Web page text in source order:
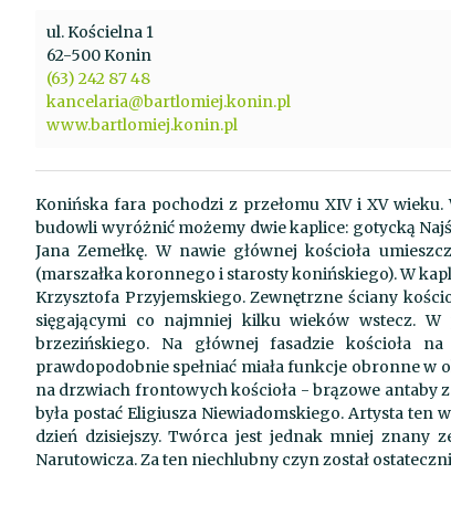
ul. Kościelna 1
62-500 Konin
(63) 242 87 48
kancelaria@bartlomiej.konin.pl
www.bartlomiej.konin.pl
Konińska fara pochodzi z przełomu XIV i XV
budowli wyróżnić możemy dwie kaplice: gotycką
Jana Zemełkę. W nawie głównej kościoła
(marszałka koronnego i starosty konińskiego). W
Krzysztofa Przyjemskiego. Zewnętrzne ściany
sięgającymi co najmniej kilku wieków wstecz.
brzezińskiego. Na głównej fasadzie kościoła
prawdopodobnie spełniać miała funkcje obronne
na drzwiach frontowych kościoła - brązowe antaby z
była postać Eligiusza Niewiadomskiego. Artysta ten
dzień dzisiejszy. Twórca jest jednak mniej znany
Narutowicza. Za ten niechlubny czyn został